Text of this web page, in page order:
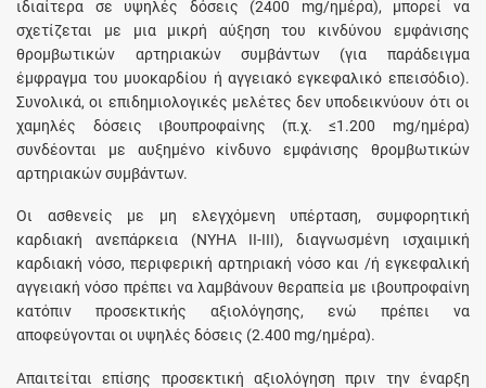
ιδιαίτερα σε υψηλές δόσεις (2400 mg/ημέρα), μπορεί να
σχετίζεται με μια μικρή αύξηση του κινδύνου εμφάνισης
θρομβωτικών αρτηριακών συμβάντων (για παράδειγμα
έμφραγμα του μυοκαρδίου ή αγγειακό εγκεφαλικό επεισόδιο).
Συνολικά, οι επιδημιολογικές μελέτες δεν υποδεικνύουν ότι οι
χαμηλές δόσεις ιβουπροφαίνης (π.χ. ≤1.200 mg/ημέρα)
συνδέονται με αυξημένο κίνδυνο εμφάνισης θρομβωτικών
αρτηριακών συμβάντων.
Οι ασθενείς με μη ελεγχόμενη υπέρταση, συμφορητική
καρδιακή ανεπάρκεια (NYHA II-III), διαγνωσμένη ισχαιμική
καρδιακή νόσο, περιφερική αρτηριακή νόσο και /ή εγκεφαλική
αγγειακή νόσο πρέπει να λαμβάνουν θεραπεία με ιβουπροφαίνη
κατόπιν προσεκτικής αξιολόγησης, ενώ πρέπει να
αποφεύγονται οι υψηλές δόσεις (2.400 mg/ημέρα).
Απαιτείται επίσης προσεκτική αξιολόγηση πριν την έναρξη